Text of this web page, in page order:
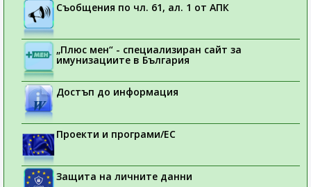
Съобщения по чл. 61, ал. 1 от АПК
„Плюс мен“ - специализиран сайт за
имунизациите в България
Достъп до информация
Проекти и програми/ЕС
Защита на личните данни